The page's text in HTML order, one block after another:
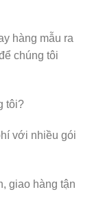
hàng mẫu ra
chúng tôi
tôi?
với nhiều gói
giao hàng tận